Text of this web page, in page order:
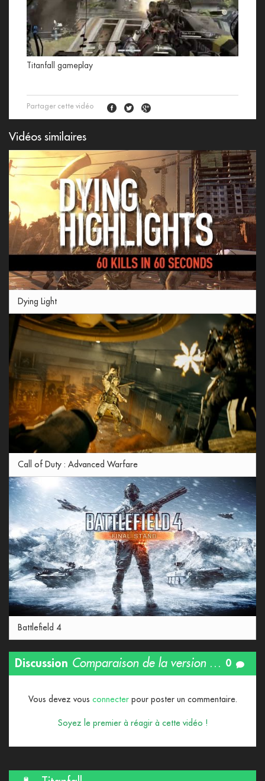
Titanfall gameplay
Partager cette vidéo
Vidéos similaires
Dying Light
Call of Duty : Advanced Warfare
Battlefield 4
0
Discussion Comparaison de la version XboxOne vs Xbox 360 de Titanfall
Vous devez vous connecterpour poster un commentaire.
Soyez le premier à réagir à cette vidéo !